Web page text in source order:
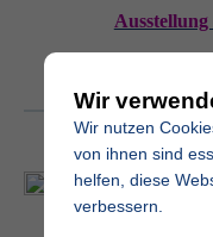
Grabmal
Wir
Wir nutzen
von ihnen sind
helfen, diese
verbessern.